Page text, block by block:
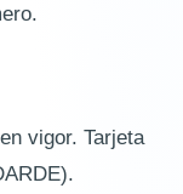
vigor. Tarjeta